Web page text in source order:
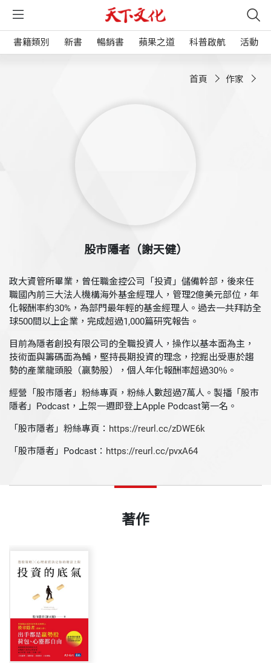
書籍類別 新書 暢銷書 蘋果之道 科普啟航 活動
首頁 作家
股市隱者（謝天健）
政大資管所畢業，曾任職金控公司「投資」儲備幹部，後來任
職國內前三大法人機構海外基金經理人，管理2億美元部位，年
化報酬率約30%，為部門最年輕的基金經理人。過去一共拜訪全
球500間以上企業，完成超過1,000篇研究報告。
目前為隱者創投有限公司的全職投資人，操作以基本面為主，
技術面與籌碼面為輔，堅持長期投資的理念，挖掘出受惠於趨
勢的產業龍頭股（贏勢股），個人年化報酬率超過30％。
經營「股市隱者」粉絲專頁，粉絲人數超過7萬人。製播「股市
隱者」Podcast，上架一週即登上Apple Podcast第一名。
「股市隱者」粉絲專頁： https://reurl.cc/zDWE6k
「股市隱者」Podcast： https://reurl.cc/pvxA64
著作